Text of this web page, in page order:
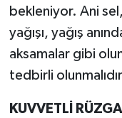
bekleniyor. Ani sel,
yağışı, yağış
aksamalar gibi
tedbirli
KUVVETLİ